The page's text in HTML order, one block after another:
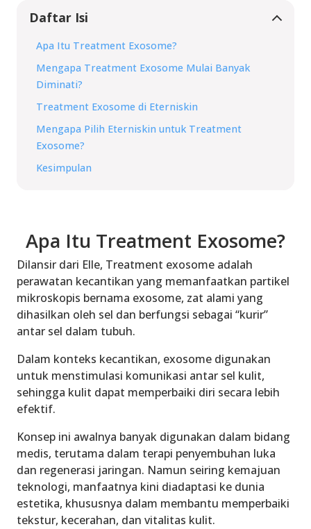
Daftar Isi
Apa Itu Treatment Exosome?
Mengapa Treatment Exosome Mulai Banyak
Diminati?
Treatment Exosome di Eterniskin
Mengapa Pilih Eterniskin untuk Treatment
Exosome?
Kesimpulan
Apa Itu Treatment Exosome?
Dilansir dari Elle, Treatment exosome adalah
perawatan kecantikan yang memanfaatkan partikel
mikroskopis bernama exosome, zat alami yang
dihasilkan oleh sel dan berfungsi sebagai “kurir”
antar sel dalam tubuh.
Dalam konteks kecantikan, exosome digunakan
untuk menstimulasi komunikasi antar sel kulit,
sehingga kulit dapat memperbaiki diri secara lebih
efektif.
Konsep ini awalnya banyak digunakan dalam bidang
medis, terutama dalam terapi penyembuhan luka
dan regenerasi jaringan. Namun seiring kemajuan
teknologi, manfaatnya kini diadaptasi ke dunia
estetika, khususnya dalam membantu memperbaiki
tekstur, kecerahan, dan vitalitas kulit.